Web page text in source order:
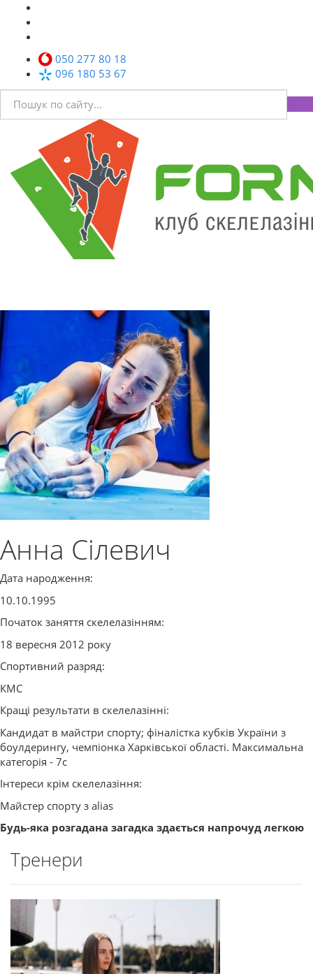
050 277 80 18
096 180 53 67
Анна Сілевич
Дата народження:
10.10.1995
Початок заняття скелелазінням:
18 вересня 2012 року
Спортивний разряд:
КМС
Кращі результати в скелелазінні:
Кандидат в майстри спорту; фіналістка кубків України з
боулдерингу, чемпіонка Харківської області. Максимальна
категорія - 7с
Інтереси крім скелелазіння:
Майстер спорту з alias
Будь-яка розгадана загадка здається напрочуд легкою
Тренери